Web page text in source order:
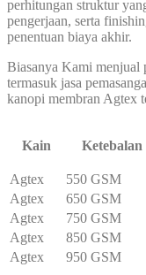
perhitungan struktur
pengerjaan, serta
penentuan biaya akhir.
Biasanya Kami menjual
termasuk jasa
kanopi membran Agtex
Kain Ketebalan
Agtex 550 GSM
Agtex
650 GSM
Agtex
750 GSM
Agtex
850 GSM
Agtex
950 GSM